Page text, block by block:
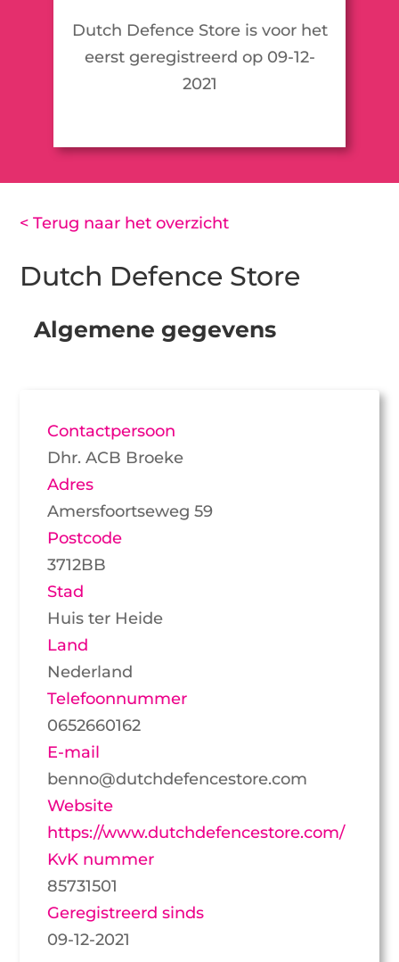
Dutch Defence Store is voor het
eerst geregistreerd op 09-12-
2021
< Terug naar het overzicht
Dutch Defence Store
Algemene gegevens
Contactpersoon
Dhr. ACB Broeke
Adres
Amersfoortseweg 59
Postcode
3712BB
Stad
Huis ter Heide
Land
Nederland
Telefoonnummer
0652660162
E-mail
benno@dutchdefencestore.com
Website
https://www.dutchdefencestore.com/
KvK nummer
85731501
Geregistreerd sinds
09-12-2021